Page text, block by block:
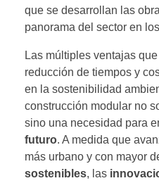
que se desarrollan las
panorama del sector en
Las múltiples ventajas
reducción de tiempos y
en la sostenibilidad
construcción modular no
sino una necesidad para
futuro. A medida que
más urbano y con mayor
sostenibles, las